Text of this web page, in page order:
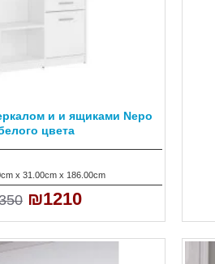
x 31.00cm x 186.00cm
и и ящиками Nepo
цвета
₪1210